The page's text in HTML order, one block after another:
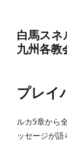
白馬ス
九州各教
プレイ
ルカ5章から
ッセージが